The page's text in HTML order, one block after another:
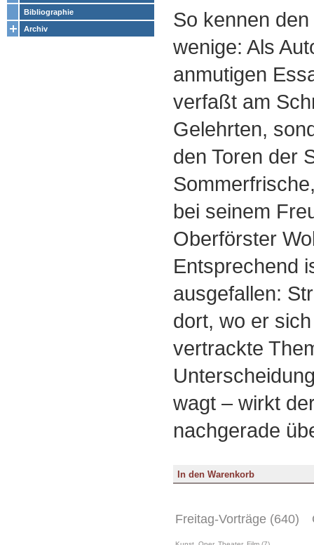
Bibliographie
Archiv
So kennen
wenige: Als
anmutigen
verfaßt am
Gelehrten,
den Toren der
bei seinem
Oberförster
Entsprechend
ausgefallen:
dort, wo er
vertrackte
wagt – wirkt
nachgerade
Freitag-Vorträge (640)